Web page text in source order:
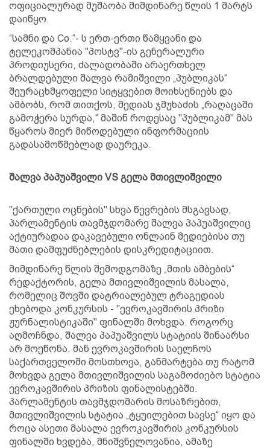
ოფიციალურად მუშაობა მიმდინარე წლის 1 მარტს
დაიწყო.
“სამნი და Co.“- ს ერთ-ერთი წამყვანი და
ტელეკომპანია "პოსტვ"-ის გენერალური
პროდიუსერი, ძალადობაში არაერთხელ
ბრალდებული შალვა რამიშვილი „პუბლიკას“
შეურაცხმყოფელი სიტყვებით მოიხსენიებს და
ამბობს, რომ თითქოს, მედიას ჯმუხაძის „რაღაცაში
გამოჭერა სურდა,“ მაშინ როდესაც "პუბლიკამ" მას
წყაროს მიერ მიწოდებული ინფორმაციის
გადასამოწმებლად დაურეკა.
შალვა პაპუაშვილი VS გელა მთივლიშვილი
"ქართული ოცნების" სხვა წევრების მსგავსად,
პარლამენტის თავმჯდომარე შალვა პაპუაშვილიც
აქტიურადაა დაკავებული ონლაინ მედიებისა თუ
მათი დამფუძნებლების დისკრედიტაციით.
მიმდინარე წლის შემოდგომაზე „მთის ამბების“
რედაქტორის, გელა მთივლიშვილის მასალა,
რომელიც შოვში დატრიალებულ ტრაგედიას
ეხებოდა კონკურსის - "ევროკავშირის პრიზი
ჟურნალისტიკაში" ფინალში მოხვდა. როგორც
აღმოჩნდა, შალვა პაპუაშვილს სტატიის შინაარსი
არ მოეწონა. მან ევროკავშირის საელჩოს
საქართველოში მოსთხოვა, განმარტება თუ რატომ
მოხვდა გელა მთივლიშვილის საგამოძიებო სტატია
ევროკავშირის პრიზის ფინალისტებში.
პარლამენტის თავმჯდომარის მოსაზრებით,
მთივლიშვილის სტატია „ტყუილებით სავსე“ იყო და
როცა ასეთი მასალა ევროკავშირის კონკურსის
ფინალში ხვდება, მნიშვნელოვანია, ამაზე